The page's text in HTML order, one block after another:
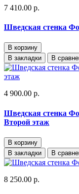
7 410.00 р.
Шведская стенка
В корзину
В закладки
В
4 900.00 р.
Шведская стенка
Второй этаж
В корзину
В закладки
В
8 250.00 р.